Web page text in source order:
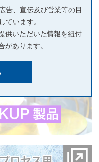
告、宣伝及び営業等の目
ています。
供いただいた情報を紐付
があります。